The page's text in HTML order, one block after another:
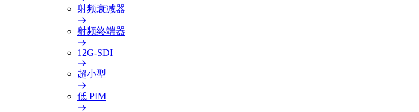
射频衰减器
射频终端器
12G-SDI
超小型
低 PIM